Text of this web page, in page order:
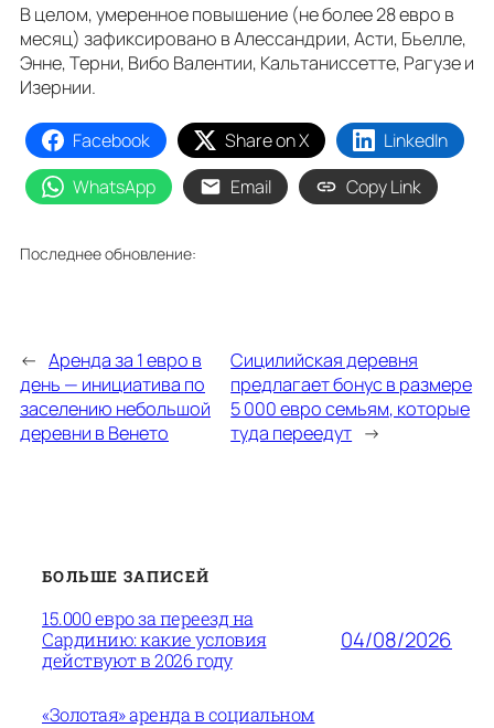
В целом, умеренное повышение (не более 28 евро в
месяц) зафиксировано в Алессандрии, Асти, Бьелле,
Энне, Терни, Вибо Валентии, Кальтаниссетте, Рагузе и
Изернии.
Facebook Share on X
LinkedIn
WhatsApp
Email Copy Link
Последнее обновление:
← Аренда за 1 евро в
день — инициатива по
заселению небольшой
деревни в Венето
Сицилийская деревня
предлагает бонус в размере
5 000 евро семьям, которые
туда переедут →
БОЛЬШЕ ЗАПИСЕЙ
15.000 евро за переезд на
Сардинию: какие условия
действуют в 2026 году
04/08/2026
«Золотая» аренда в социальном